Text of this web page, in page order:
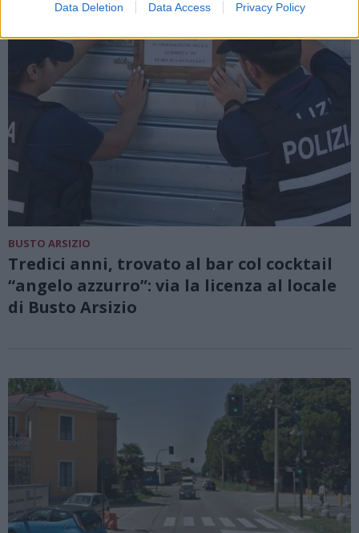
Data Deletion Data Access Privacy Policy
BUSTO ARSIZIO
Tredici anni, trovato al bar col cocktail
“angelo azzurro”: via la licenza al locale
di Busto Arsizio